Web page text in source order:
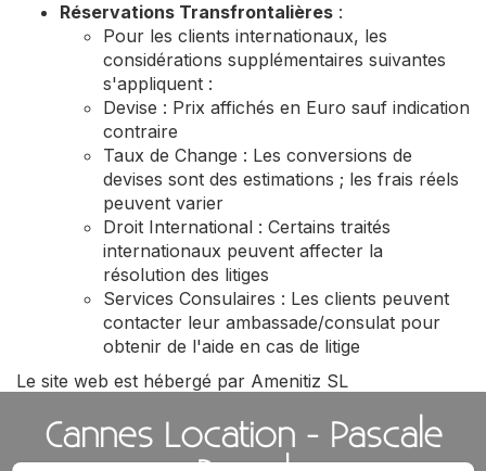
Réservations Transfrontalières :
Pour les clients internationaux, les
considérations supplémentaires suivantes
s'appliquent :
Devise : Prix affichés en Euro sauf indication
contraire
Taux de Change : Les conversions de
devises sont des estimations ; les frais réels
peuvent varier
Droit International : Certains traités
internationaux peuvent affecter la
résolution des litiges
Services Consulaires : Les clients peuvent
contacter leur ambassade/consulat pour
obtenir de l'aide en cas de litige
Le site web est hébergé par Amenitiz SL
Cannes Location - Pascale